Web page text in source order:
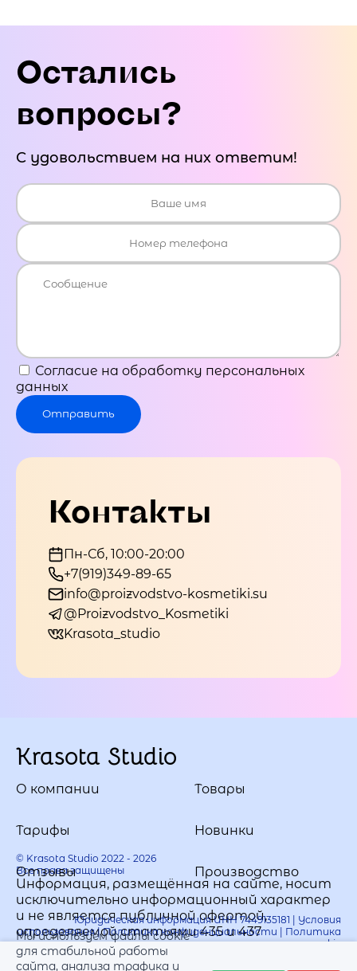
Остались
вопросы?
С удовольствием на них ответим!
Согласие на обработку персональных
данных
Отправить
Контакты
Пн-Сб, 10:00-20:00
+7(919)349-89-65
info@proizvodstvo-kosmetiki.su
@Proizvodstvo_Kosmetiki
Krasota_studio
Krasota Studio
© Krasota Studio 2022 - 2026
Все права защищены
О компании Товары
Тарифы Новинки
Отзывы Производство
Юридическая информация ИНН 7449135181 | Условия
использования|Политика конфиденциальности
Политика
использования cookie
Информация, размещённая на сайте, носит
исключительно информационный характер
и не является публичной офертой,
определяемой статьями 435 и 437
Гражданского кодекса РФ.
Мы используем файлы cookie
для стабильной работы
сайта, анализа трафика и